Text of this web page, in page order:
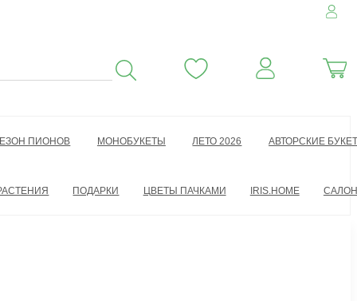
ПИОНОВ МОНОБУКЕТЫ ЛЕТО 2026 АВТОРСКИЕ
ПОДАРКИ ЦВЕТЫ ПАЧКАМИ IRIS.HOME